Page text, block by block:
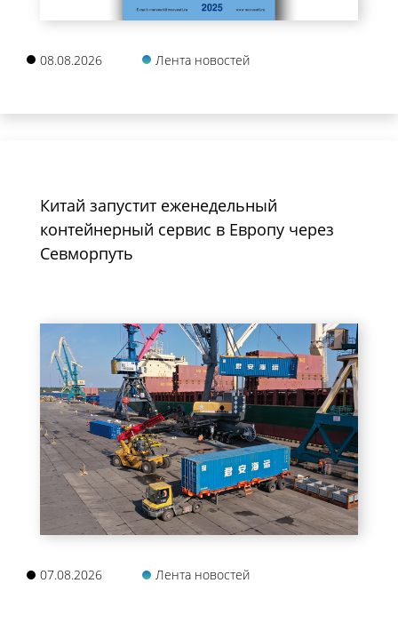
08.08.2026 Лента новостей
Китай запустит еженедельный
контейнерный сервис в Европу через
Севморпуть
07.08.2026 Лента новостей